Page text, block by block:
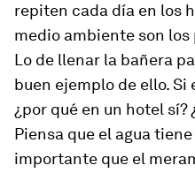
repiten cada día en los
medio ambiente son
Lo de llenar la bañera
buen ejemplo de ello.
¿por qué en un hotel sí?
Piensa que el agua
importante que el